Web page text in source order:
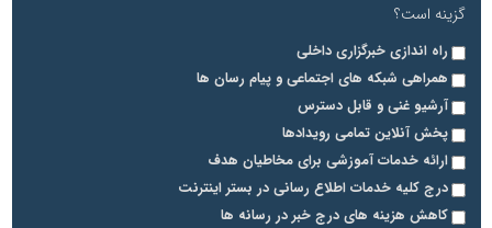
گزینه است؟
راه اندازی خبرگزاری داخلی
همراهی شبکه های اجتماعی و پیام رسان ها
آرشیو غنی و قابل دسترس
پخش آنلاین تمامی رویدادها
ارائه خدمات آموزشی برای مخاطیان هدف
درج کلیه خدمات اطلاع رسانی در بستر اینترنت
کاهش هزینه های درج خبر در رسانه ها